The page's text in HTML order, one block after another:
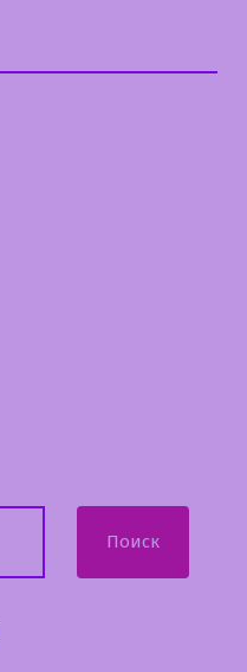
Поиск